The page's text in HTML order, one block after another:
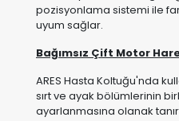
ARES Hasta Koltuğu'nda
sırt ve ayak bölümlerinin
kullanıcı yalnızca sırt
pozisyonu oluşturabilir.
Lift Destek Sistemi